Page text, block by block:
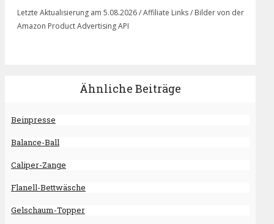
Letzte Aktualisierung am 5.08.2026 / Affiliate Links / Bilder von der
Amazon Product Advertising API
Ähnliche Beiträge
Beinpresse
Balance-Ball
Caliper-Zange
Flanell-Bettwäsche
Gelschaum-Topper